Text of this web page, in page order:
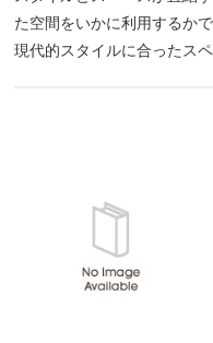
た空間をいかに利用するか
現代的スタイルに合ったス